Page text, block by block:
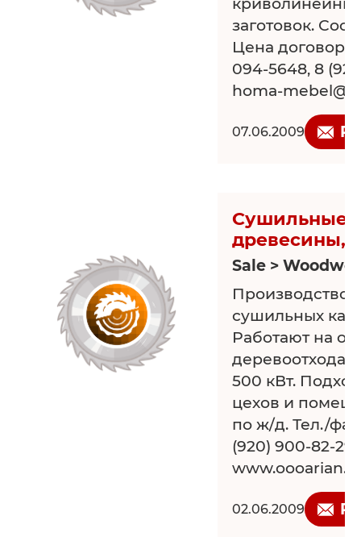
заготовок.
Цена
094-5648, 8
homa-
07.06.2009
Сушильные
древесины,
Sale >
Производство
сушильных
Работают на
500 кВт.
цехов и
по ж/д. Тел./
(920) 900-82-
02.06.2009